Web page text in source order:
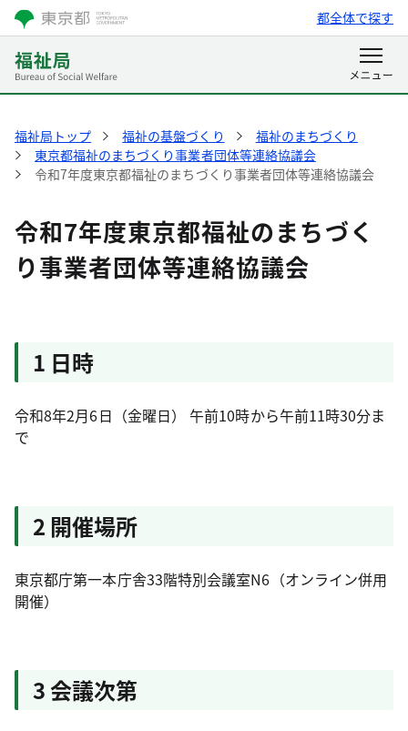
都全体で探す
福祉局トップ 福祉の基盤づくり
福祉のまちづくり
東京都福祉のまちづくり事業者団体等連絡協議会
令和7年度東京都福祉のまちづくり事業者団体等連絡協議会
令和7年度東京都福祉のまちづく
り事業者団体等連絡協議会
1 日時
令和8年2月6日（金曜日） 午前10時から午前11時30分ま
で
2 開催場所
東京都庁第一本庁舎33階特別会議室N6（オンライン併用
開催）
3 会議次第